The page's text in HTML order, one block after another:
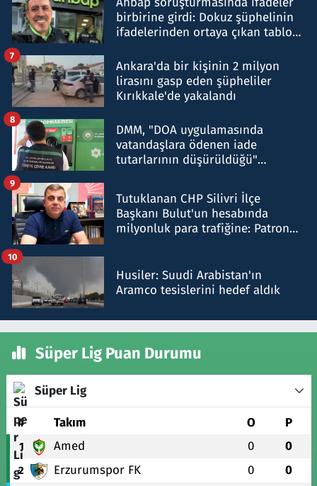
birbirine girdi: Dokuz şüphelinin
ifadelerinden ortaya çıkan tablo
Ankara'da bir kişinin 2 milyon
lirasını gasp eden şüpheliler
Kırıkkale'de yakalandı
7
DMM, "DOA uygulamasında
vatandaşlara ödenen iade
tutarlarının düşürüldüğü"
8
Tutuklanan CHP Silivri İlçe
Başkanı Bulut'un hesabında
milyonluk para trafiğine: Patron
9
Husiler: Suudi Arabistan'ın
Aramco tesislerini hedef aldık
10
Süper Lig Puan Durumu
Süper Lig
# Takım O P
1 Amed 0 0
2 Erzurumspor FK 0 0